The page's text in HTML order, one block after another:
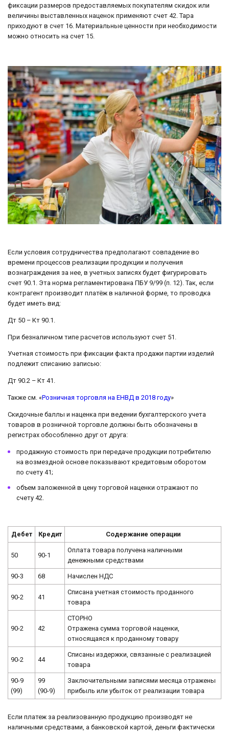
фиксации размеров предоставляемых покупателям скидок или
величины выставленных наценок применяют счет 42. Тара
приходуют в счет 16. Материальные ценности при необходимости
можно относить на счет 15.
Если условия сотрудничества предполагают совпадение во
времени процессов реализации продукции и получения
вознаграждения за нее, в учетных записях будет фигурировать
счет 90.1. Эта норма регламентирована ПБУ 9/99 (п. 12). Так, если
контрагент производит платёж в наличной форме, то проводка
будет иметь вид:
Дт 50 – Кт 90.1.
При безналичном типе расчетов используют счет 51.
Учетная стоимость при фиксации факта продажи партии изделий
подлежит списанию записью:
Дт 90.2 – Кт 41.
Также см. «Розничная торговля на ЕНВД в 2018 году»
Скидочные баллы и наценка при ведении бухгалтерского учета
товаров в розничной торговле должны быть обозначены в
регистрах обособленно друг от друга:
продажную стоимость при передаче продукции потребителю
на возмездной основе показывают кредитовым оборотом
по счету 41;
объем заложенной в цену торговой наценки отражают по
счету 42.
Дебет Кредит Содержание операции
50 90-1
Оплата товара получена наличными
денежными средствами
90-3 68 Начислен НДС
90-2 41
Списана учетная стоимость проданного
товара
90-2 42
СТОРНО
Отражена сумма торговой наценки,
относящаяся к проданному товару
90-2 44
Списаны издержки, связанные с реализацией
товара
90-9
(99)
99
(90-9)
Заключительными записями месяца отражены
прибыль или убыток от реализации товара
Если платеж за реализованную продукцию производят не
наличными средствами, а банковской картой, деньги фактически